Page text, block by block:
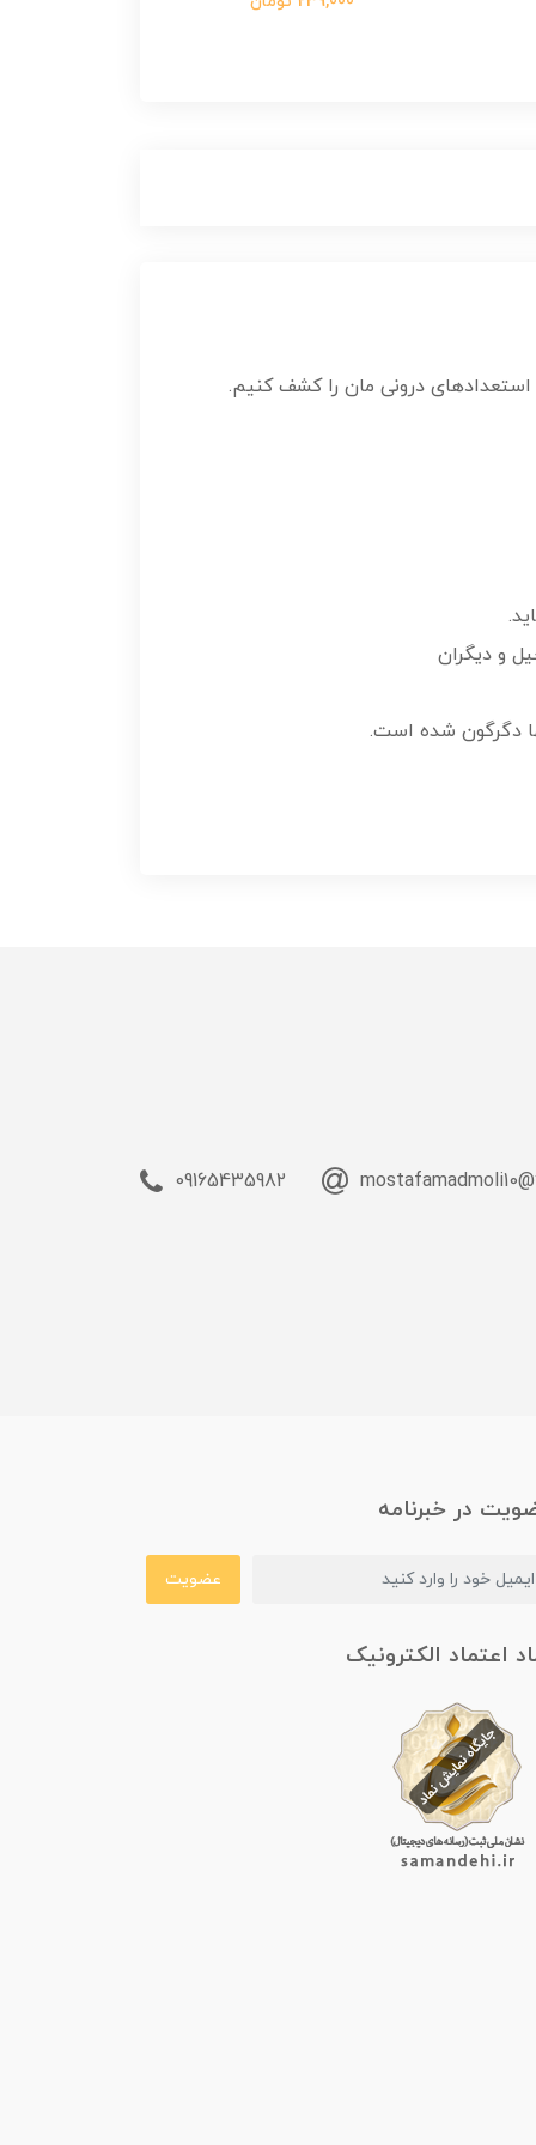
استعدادهای درونی مان را کشف کنیم.
و دیگران
دگرگون شده است.
09165435982
در خبرنامه
عضویت
اعتماد الکترونیک